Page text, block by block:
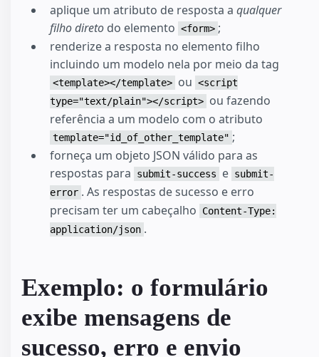
aplique um atributo de resposta a qualquer
filho direto do elemento <form> ;
renderize a resposta no elemento filho
incluindo um modelo nela por meio da tag
<template></template> ou <script
type="text/plain"></script> ou fazendo
referência a um modelo com o atributo
template="id_of_other_template" ;
forneça um objeto JSON válido para as
respostas para
submit-success e submit-
error . As respostas de sucesso e erro
precisam ter um cabeçalho
Content-Type:
application/json .
Exemplo: o formulário
exibe mensagens de
sucesso, erro e envio